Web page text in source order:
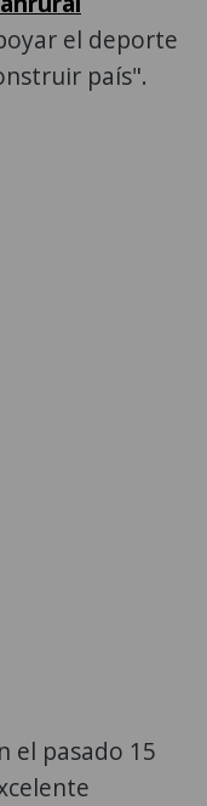
el deporte
país".
el pasado 15